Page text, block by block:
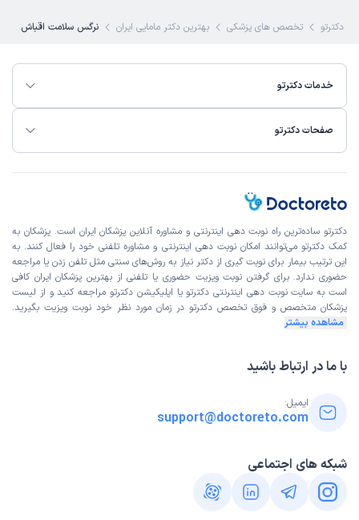
دکترتو تخصص های پزشکی بهترین دکتر مامایی ایران نرگس سلامت اقباش
خدمات دکترتو
صفحات دکترتو
دکترتو ساده‌ترین راه نوبت‌ دهی اینترنتی و مشاوره آنلاین پزشکان ایران است. پزشکان به
کمک دکترتو می‌توانند امکان نوبت دهی اینترنتی و مشاوره تلفنی خود را فعال کنند. به
این ترتیب بیمار برای نوبت گیری از دکتر نیاز به روش‌های سنتی مثل تلفن زدن یا مراجعه
حضوری ندارد. برای گرفتن نوبت ویزیت حضوری یا تلفنی از بهترین پزشکان ایران کافی
است به سایت نوبت دهی اینترنتی دکترتو یا اپلیکیشن دکترتو مراجعه کنید و از لیست
پزشکان متخصص و فوق تخصص دکترتو در زمان مورد نظر خود نوبت ویزیت بگیرید.
مشاهده بیشتر
با ما در ارتباط باشید
ایمیل:
support@doctoreto.com
شبکه های اجتماعی